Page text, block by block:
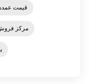
قیمت عمده
مرکز